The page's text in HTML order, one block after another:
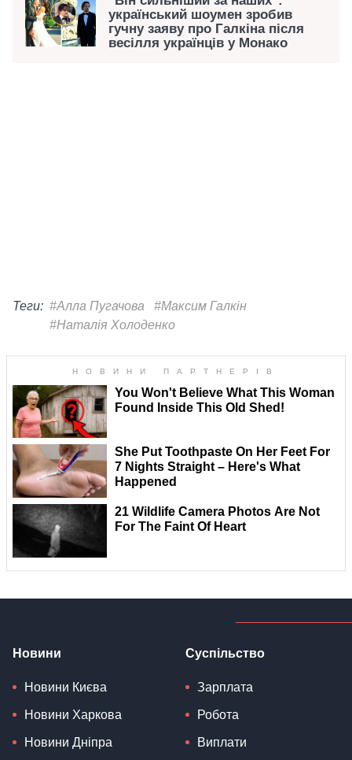
український шоумен зробив
гучну заяву про Галкіна після
весілля українців у Монако
Теги: #Алла Пугачова
#Максим Галкін
#Наталія Холоденко
Новини
Новини Києва
Новини Харкова
Новини Дніпра
Суспільство
Зарплата
Робота
Виплати